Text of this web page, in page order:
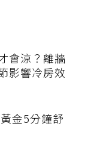
會涼？離牆
影響冷房效
金5分鐘舒